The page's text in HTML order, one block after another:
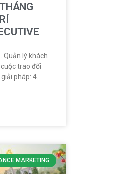
Quản lý khách
cuộc trao đổi
pháp: 4.
MARKETING